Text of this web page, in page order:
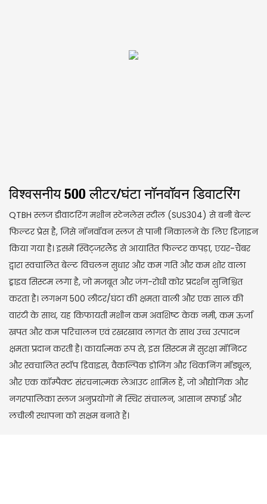
विश्वसनीय 500 लीटर/घंटा नॉनवॉवन डिवाटरिंग
QTBH स्लज डीवाटरिंग मशीन स्टेनलेस स्टील (SUS304) से बनी बेल्ट
फिल्टर प्रेस है, जिसे नॉनवॉवन स्लज से पानी निकालने के लिए डिज़ाइन
किया गया है। इसमें स्विट्जरलैंड से आयातित फिल्टर कपड़ा, एयर-चैंबर
द्वारा स्वचालित बेल्ट विचलन सुधार और कम गति और कम शोर वाला
ड्राइव सिस्टम लगा है, जो मजबूत और जंग-रोधी कोर प्रदर्शन सुनिश्चित
करता है। लगभग 500 लीटर/घंटा की क्षमता वाली और एक साल की
वारंटी के साथ, यह किफायती मशीन कम अवशिष्ट केक नमी, कम ऊर्जा
खपत और कम परिचालन एवं रखरखाव लागत के साथ उच्च उत्पादन
क्षमता प्रदान करती है। कार्यात्मक रूप से, इस सिस्टम में सुरक्षा मॉनिटर
और स्वचालित स्टॉप डिवाइस, वैकल्पिक डोजिंग और थिकनिंग मॉड्यूल,
और एक कॉम्पैक्ट संरचनात्मक लेआउट शामिल हैं, जो औद्योगिक और
नगरपालिका स्लज अनुप्रयोगों में स्थिर संचालन, आसान सफाई और
लचीली स्थापना को सक्षम बनाते हैं।